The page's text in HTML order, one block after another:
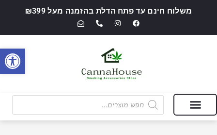
משלוח חינם עד פתח הדלת בהזמנה מעל ₪399
פתח